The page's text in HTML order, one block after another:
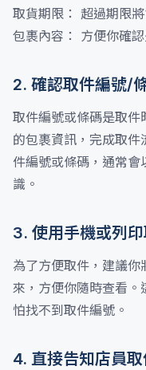
取貨期限： 超過期限
包裹內容： 方便你確
2. 確認取件編號/
取件編號或條碼是取件
的包裹資訊，完成取
件編號或條碼，通常
識。
3. 使用手機或列
為了方便取件，建議
來，方便你隨時查看。
怕找不到取件編號。
4. 直接告知店員